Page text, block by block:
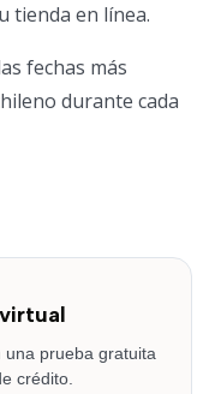
tienda en línea.
fechas más
durante cada
una prueba gratuita
crédito.